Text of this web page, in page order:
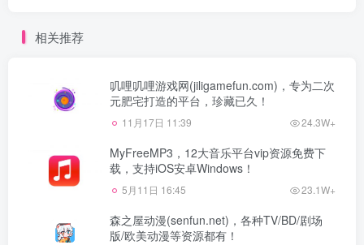
相关推荐
叽哩叽哩游戏网(jiligamefun.com)，专为二次
元肥宅打造的平台，珍藏已久！
11月17日 11:39 24.3W+
MyFreeMP3，12大音乐平台vip资源免费下
载，支持iOS安卓Windows！
5月11日 16:45 23.1W+
森之屋动漫(senfun.net)，各种TV/BD/剧场
版/欧美动漫等资源都有！